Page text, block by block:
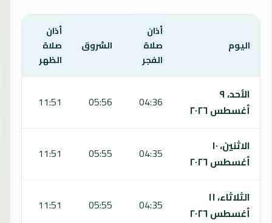
اليوم
أذان
صلاة
الفجر
الشروق
أذان
صلاة
الظهر
الأحد، ٩
أغسطس ٢٠٢٦
04:36
05:56
11:51
الاثنين، ١٠
أغسطس ٢٠٢٦
04:35
05:55
11:51
الثلاثاء، ١١
أغسطس ٢٠٢٦
04:35
05:55
11:51